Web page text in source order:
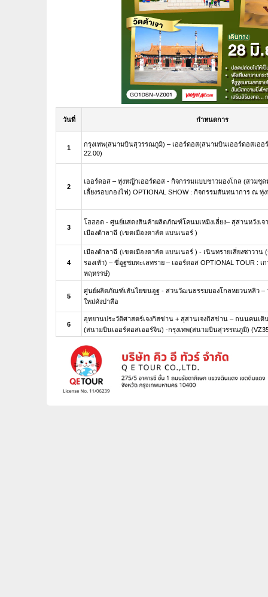
วันที่ กำหนดการ
1
กรุงเทพ(สนามบินสุวรรณภูมิ) – เออร์ดอส(สนามบินเออร์ดอสเออร์
22.00)
2
เออร์ดอส – ทุ่งหญ้าเออร์ดอส - กิจกรรมแบบชาวมองโกล (สวมชุด
เลี้ยงรอบกองไฟ) OPTIONAL SHOW : กิจกรรมสันทนาการ ณ ทุ่
3
โฮฮอต - ศูนย์แสดงสินค้าผลิตภัณฑ์โคนมเหมิงเลี่ยง– สุสานหวังเจ
เมืองต้าลาฉี (เขตเมืองดาลัต แบนเนอร์ )
4
เมืองต้าลาฉี (เขตเมืองดาลัต แบนเนอร์ ) - เนินทรายเสี่ยงซาวาน
รองเท้า) – ขี่อูฐชมทะเลทราย – เออร์ดอส OPTIONAL TOUR : เก
หฤหรรษ์)
5
ศูนย์ผลิตภัณฑ์เส้นไยขนอูฐ - สวนวัฒนธรรมมองโกลหยวนหลิว –
ใหม่คังปาสือ
6
อุทยานประวัติศาสตร์เจงกิสข่าน + สุสานเจงกิสข่าน – ถนนคนเดิ
(สนามบินเออร์ดอสเออร์จิน) -กรุงเทพ(สนามบินสุวรรณภูมิ)